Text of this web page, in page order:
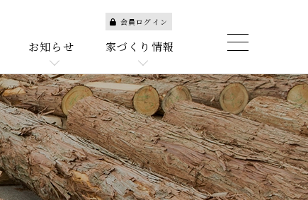
お知らせ 家づくり情報
会員ログイン